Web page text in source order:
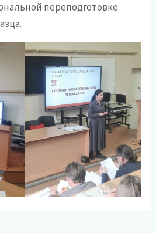
переподготовке